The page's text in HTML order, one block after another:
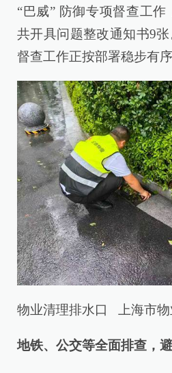
“巴威” 防御专项督查工作
共开具问题整改通知书9
督查工作正按部署稳步有序
物业清理排水口 上海市物
地铁、公交等全面排查，